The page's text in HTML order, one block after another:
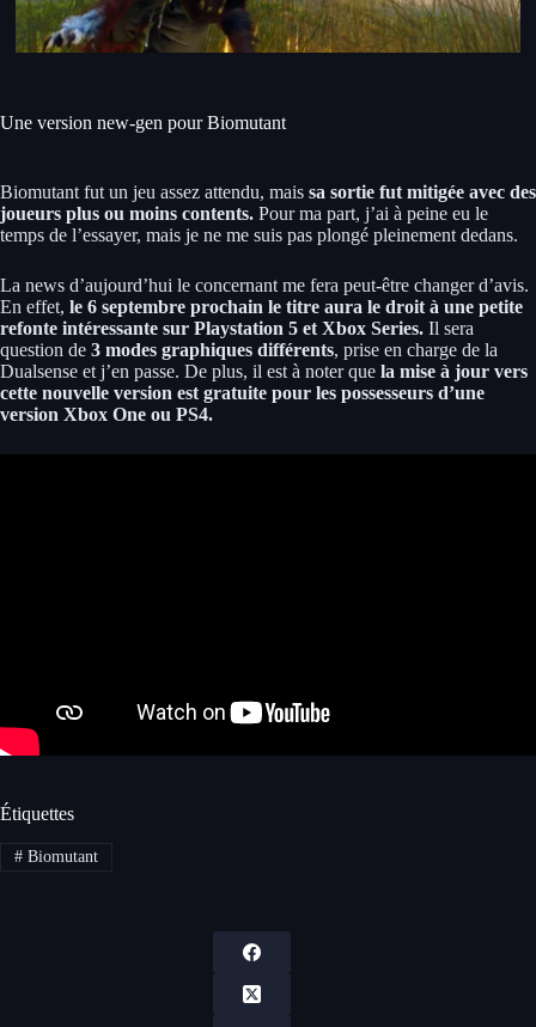
Une version new-gen pour Biomutant
Biomutant fut un jeu assez attendu, mais sa sortie fut mitigée avec des
joueurs plus ou moins contents. Pour ma part, j’ai à peine eu le
temps de l’essayer, mais je ne me suis pas plongé pleinement dedans.
La news d’aujourd’hui le concernant me fera peut-être changer d’avis.
En effet, le 6 septembre prochain le titre aura le droit à une petite
refonte intéressante sur Playstation 5 et Xbox Series. Il sera
question de 3 modes graphiques différents, prise en charge de la
Dualsense et j’en passe. De plus, il est à noter que la mise à jour vers
cette nouvelle version est gratuite pour les possesseurs d’une
version Xbox One ou PS4.
Étiquettes
#Biomutant